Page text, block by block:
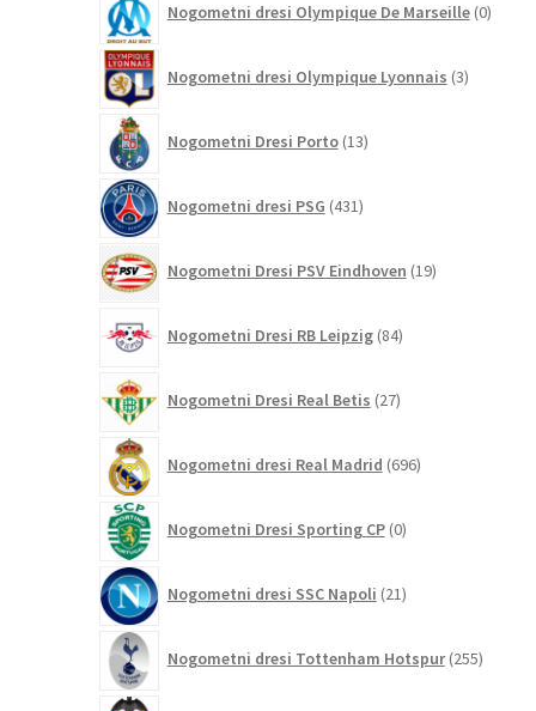
Nogometni dresi Olympique De Marseille 0
Nogometni dresi Olympique Lyonnais 3izdelki
Nogometni Dresi Porto 13izdelkov
Nogometni dresi PSG 431izdelkov
Nogometni Dresi PSV Eindhoven 19izdelkov
Nogometni Dresi RB Leipzig 84izdelkov
Nogometni Dresi Real Betis 27izdelkov
Nogometni dresi Real Madrid 696izdelkov
Nogometni Dresi Sporting CP 0izdelkov
Nogometni dresi SSC Napoli 21izdelkov
Nogometni dresi Tottenham Hotspur 255